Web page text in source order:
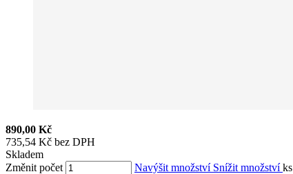
890,00 Kč
735,54 Kč bez DPH
Skladem
Změnit počet
Navýšit množství Snížit množstvíks